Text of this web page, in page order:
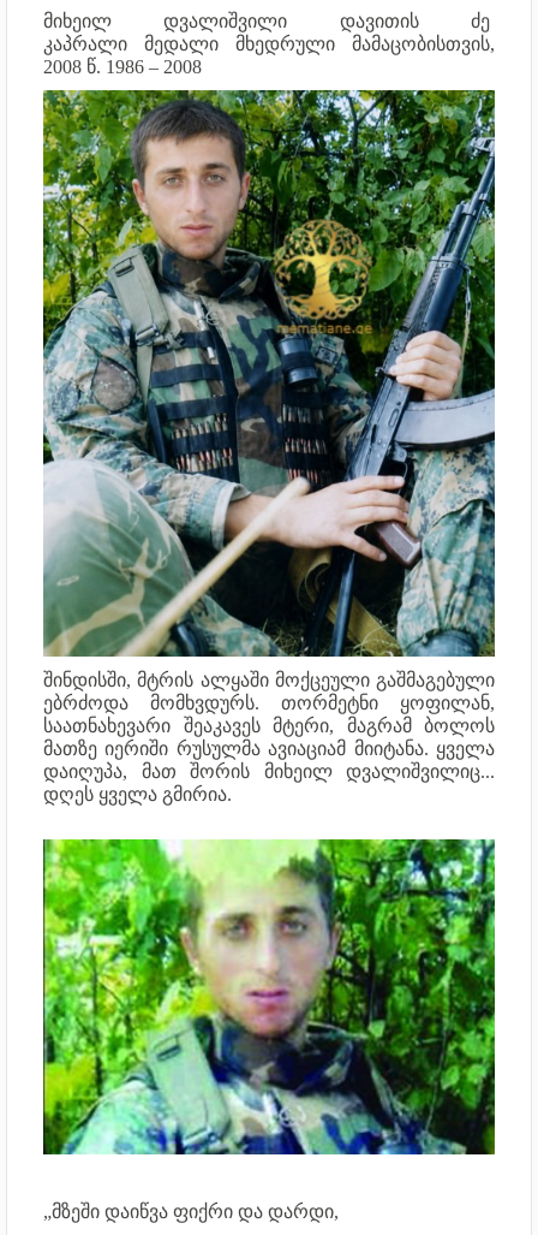
მიხეილ დვალიშვილი დავითის ძე
კაპრალი მედალი მხედრული მამაცობისთვის,
2008 წ. 1986 – 2008
შინდისში, მტრის ალყაში მოქცეული გაშმაგებული
ებრძოდა მომხვდურს. თორმეტნი ყოფილან,
საათნახევარი შეაკავეს მტერი, მაგრამ ბოლოს
მათზე იერიში რუსულმა ავიაციამ მიიტანა. ყველა
დაიღუპა, მათ შორის მიხეილ დვალიშვილიც...
დღეს ყველა გმირია.
„მზეში დაიწვა ფიქრი და დარდი,